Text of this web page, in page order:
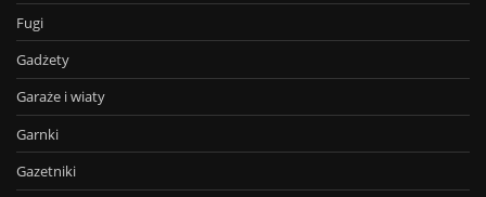
Fugi
Gadżety
Garaże i wiaty
Garnki
Gazetniki